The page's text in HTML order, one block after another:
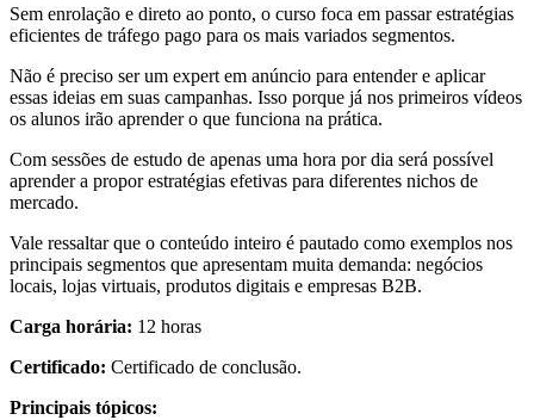
Sem enrolação e direto ao ponto, o curso foca em passar estratégias
eficientes de tráfego pago para os mais variados segmentos.
Não é preciso ser um expert em anúncio para entender e aplicar
essas ideias em suas campanhas. Isso porque já nos primeiros vídeos
os alunos irão aprender o que funciona na prática.
Com sessões de estudo de apenas uma hora por dia será possível
aprender a propor estratégias efetivas para diferentes nichos de
mercado.
Vale ressaltar que o conteúdo inteiro é pautado como exemplos nos
principais segmentos que apresentam muita demanda: negócios
locais, lojas virtuais, produtos digitais e empresas B2B.
Carga horária: 12 horas
Certificado: Certificado de conclusão.
Principais tópicos: